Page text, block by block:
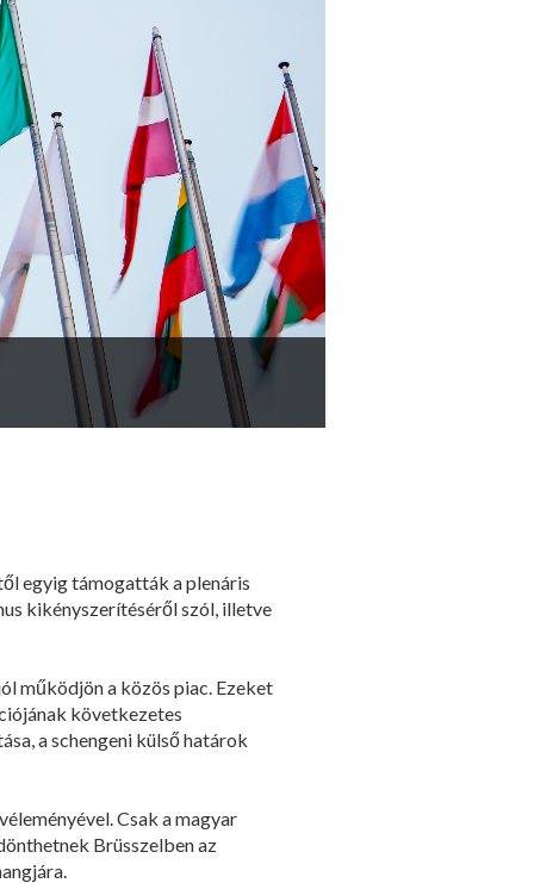
egyig támogatták a plenáris
kikényszerítéséről szól, illetve
működjön a közös piac. Ezeket
következetes
a schengeni külső határok
Csak a magyar
Brüsszelben az